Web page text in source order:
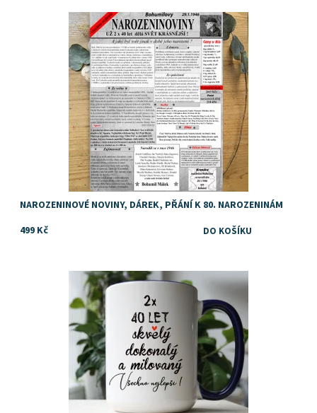
Ideální, vtipný, jedinečný orginální dárek k 80. narozeninám
Dostupnost:
Skladem
NAROZENINOVÉ NOVINY, DÁREK, PŘÁNÍ K 80. NAROZENINÁM
499 Kč
Dostupnost:
Skladem
DejDar